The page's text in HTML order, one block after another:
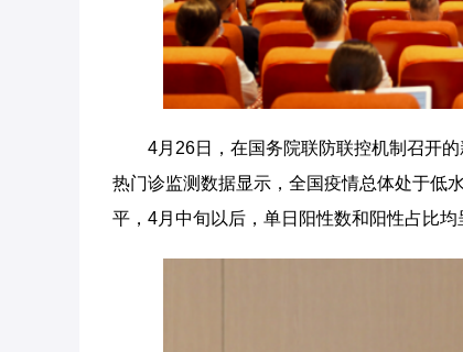
4月26日，在国务院联防联控机制召开
热门诊监测数据显示，全国疫情总体处于低
平，4月中旬以后，单日阳性数和阳性占比均